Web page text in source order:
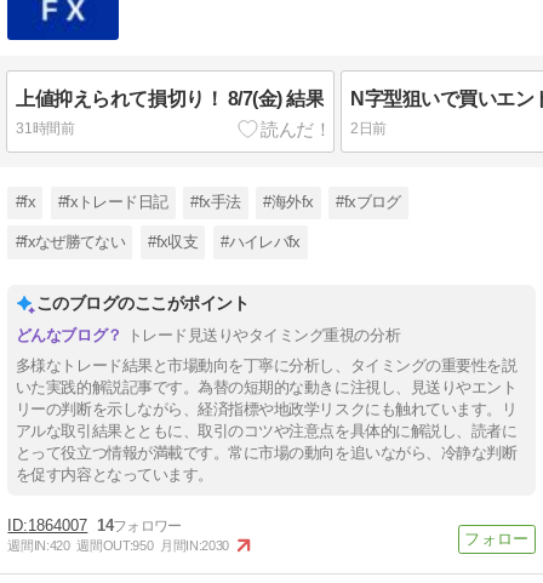
上値抑えられて損切り！ 8/7(金) 結果
31時間前 2日前
#fx #fxトレード日記 #fx手法 #海外fx #fxブログ
#fxなぜ勝てない #fx収支 #ハイレバfx
このブログのここがポイント
トレード見送りやタイミング重視の分析
多様なトレード結果と市場動向を丁寧に分析し、タイミングの重要性を説
いた実践的解説記事です。為替の短期的な動きに注視し、見送りやエント
リーの判断を示しながら、経済指標や地政学リスクにも触れています。リ
アルな取引結果とともに、取引のコツや注意点を具体的に解説し、読者に
とって役立つ情報が満載です。常に市場の動向を追いながら、冷静な判断
を促す内容となっています。
1864007 14
週間IN:420 週間OUT:950 月間IN:2030